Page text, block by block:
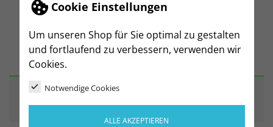
Cookie Einstellungen
Um unseren Shop für Sie optimal zu gestalten
und fortlaufend zu verbessern, verwenden wir
Cookies.
Notwendige Cookies
ALLE AKZEPTIEREN
BESCHREIBUNG